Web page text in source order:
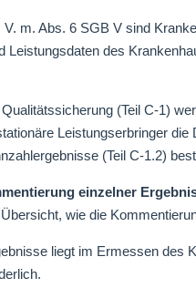
m. Abs. 6 SGB V sind
Leistungsdaten des
(Teil C-1)
Leistungserbringer
(Teil C-1.2)
einzelner
wie die
liegt im Ermessen des